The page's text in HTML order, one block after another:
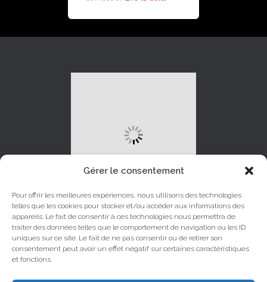
Gérer le consentement
Pour offrir les meilleures expériences, nous utilisons des technologies
telles que les cookies pour stocker et/ou accéder aux informations des
appareils. Le fait de consentir à ces technologies nous permettra de
traiter des données telles que le comportement de navigation ou les ID
uniques sur ce site. Le fait de ne pas consentir ou de retirer son
consentement peut avoir un effet négatif sur certaines caractéristiques
et fonctions.
LINKEDIN INSTAGRAM